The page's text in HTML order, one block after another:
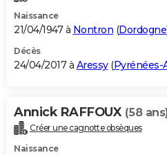
Naissance
21/04/1947 à Nontron (Dordogne
Décès
24/04/2017 à Aressy(Pyrénées-
Annick RAFFOUX (58
Créer une cagnotte obsèques
Naissance